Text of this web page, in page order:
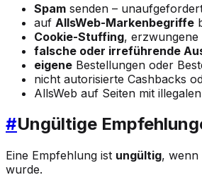
Spam senden –
auf AllsWeb-Markenbegriffe
Cookie-Stuffing, erzwungene
falsche oder irreführende
eigene Bestellungen oder
nicht autorisierte Cashbacks
AllsWeb auf Seiten mit
#Ungültige
Eine Empfehlung ist ungültig, wenn
wurde.